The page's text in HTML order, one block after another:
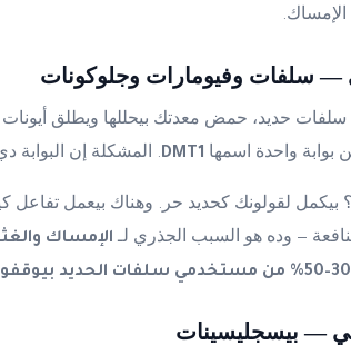
— سلفات وفيومارات وجلوكونات
سلفات حديد، حمض معدتك بيحللها ويطلق
بوابة واحدة اسمها DMT1. المشكلة إن البوابة
لقولونك كحديد حر. وهناك بيعمل تفاعل
— وده هو السبب الجذري لـ الإمساك
30–50% من مستخدمي سلفات الحديد بيوقفوا العلاج
— بيسجليسينات